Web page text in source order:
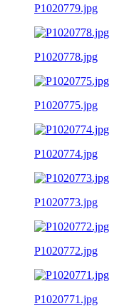
P1020779.jpg
P1020778.jpg
P1020775.jpg
P1020774.jpg
P1020773.jpg
P1020772.jpg
P1020771.jpg